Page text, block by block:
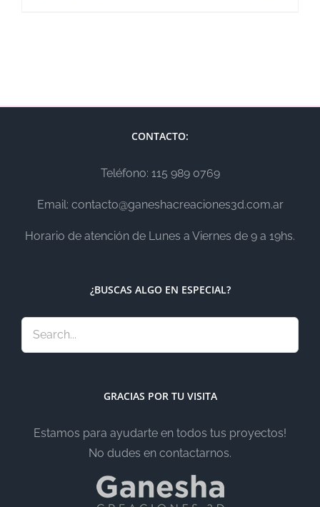
CONTACTO:
Teléfono: 115 989 0769
Email: contacto@ganeshacreaciones3d.com.ar
Horario de atención de Lunes a Viernes de 9 a 19hs.
¿BUSCAS ALGO EN ESPECIAL?
GRACIAS POR TU VISITA
Estamos para ayudarte en todos tus proyectos!
No dudes en contactarnos.